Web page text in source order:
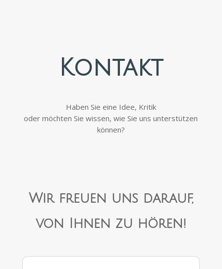
Kontakt
Haben Sie eine Idee, Kritik
oder möchten Sie wissen, wie Sie uns unterstützen
können?
Wir freuen uns darauf,
von Ihnen zu hören!